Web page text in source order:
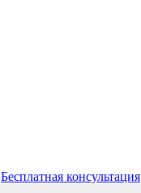
Бесплатная консультация